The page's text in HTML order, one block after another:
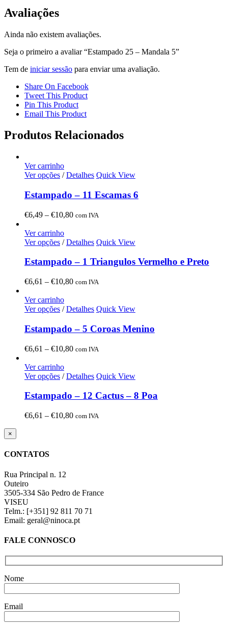
Avaliações
Ainda não existem avaliações.
Seja o primeiro a avaliar “Estampado 25 – Mandala 5”
Tem de iniciar sessão para enviar uma avaliação.
Share On Facebook
Tweet This Product
Pin This Product
Email This Product
Produtos Relacionados
Ver carrinho
Ver opções / Detalhes Quick View
Estampado – 11 Escamas 6
€6,49 – €10,80Price
through
com IVA
Ver carrinho
Ver opções / Detalhes Quick View
Estampado – 1 Triangulos Vermelho e Preto
€6,61 – €10,80Price
through
com IVA
Ver carrinho
Ver opções / Detalhes Quick View
Estampado – 5 Coroas Menino
€6,61 – €10,80Price
through
com IVA
Ver carrinho
Ver opções / Detalhes Quick View
Estampado – 12 Cactus – 8 Poa
€6,61 – €10,80Price
com IVA
Close
product
view
×
CONTATOS
Rua Principal n. 12
Outeiro
3505-334 São Pedro de France
VISEU
Telm.: [+351] 92 811 70 71
Email: geral@ninoca.pt
FALE CONNOSCO
Nome
Email